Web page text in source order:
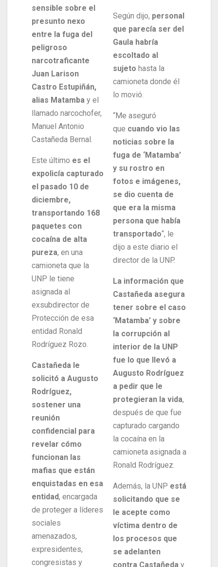
sensible sobre el
presunto nexo
entre la fuga del
peligroso
narcotraficante
Juan Larison
Castro Estupiñán,
alias Matamba y el
llamado narcochofer,
Manuel Antonio
Castañeda Bernal.
Este último es el
expolicía capturado
el pasado 10 de
diciembre,
transportando 168
paquetes con
cocaína de alta
pureza, en una
camioneta que la
UNP le tiene
asignada al
exsubdirector de
Protección de esa
entidad Ronald
Rodríguez Rozo.
Castañeda le
solicitó a Augusto
Rodríguez,
sostener una
reunión
confidencial para
revelar cómo
funcionan las
mafias que están
enquistadas en esa
entidad, encargada
de proteger a líderes
sociales
amenazados,
expresidentes,
congresistas y
Según dijo, personal
que parecía ser del
Gaula habría
escoltado al
sujeto hasta la
camioneta donde él
lo movió.
“Me aseguró
que cuando vio las
noticias sobre la
fuga de ‘Matamba’
y su rostro en
fotos e imágenes,
se dio cuenta de
que era la misma
persona que había
transportado“, le
dijo a este diario el
director de la UNP.
La información que
Castañeda asegura
tener sobre el caso
‘Matamba’ y sobre
la corrupción al
interior de la UNP
fue lo que llevó a
Augusto Rodríguez
a pedir que le
protegieran la vida,
después de que fue
capturado cargando
la cocaína en la
camioneta asignada a
Ronald Rodríguez.
Además, la UNP está
solicitando que se
le acepte como
víctima dentro de
los procesos que
se adelanten
contra Castañeda y